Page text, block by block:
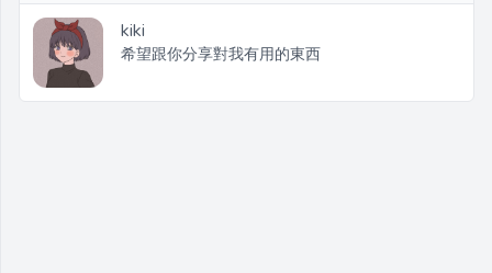
kiki
希望跟你分享對我有用的東西